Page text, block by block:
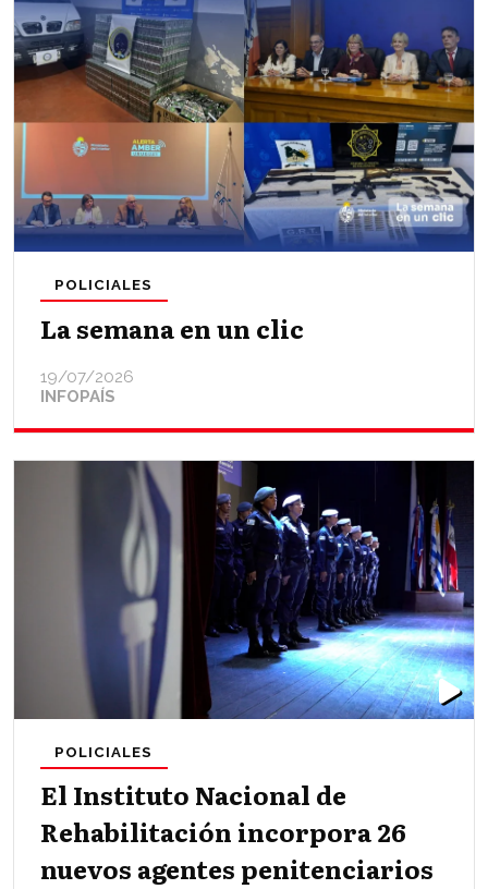
La semana en un clic
INFOPAÍS
POLICIALES
19/07/2026
El Instituto Nacional de
Rehabilitación incorpora 26
nuevos agentes penitenciarios
POLICIALES